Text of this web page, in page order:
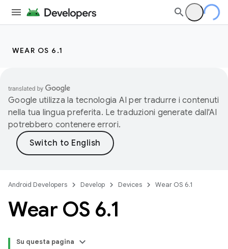
WEAR OS 6.1
Google utilizza la tecnologia AI per tradurre i contenuti
nella tua lingua preferita. Le traduzioni generate dall'AI
potrebbero contenere errori.
Android Developers Develop Devices Wear OS 6.1
Wear OS 6.1
Su questa pagina